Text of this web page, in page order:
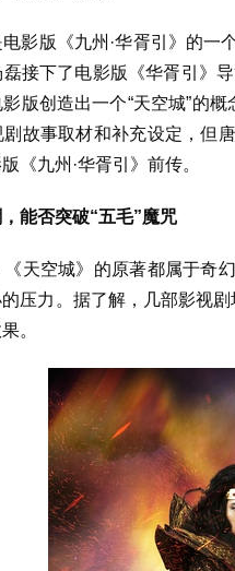
电影版《九州·华胥引》的
接下了电影版《华胥引》
版创造出一个“天空城”的
剧故事取材和补充设定，但
《九州·华胥引》前传。
能否突破“五毛”魔咒
《天空城》的原著都属于奇
压力。据了解，几部影视
。